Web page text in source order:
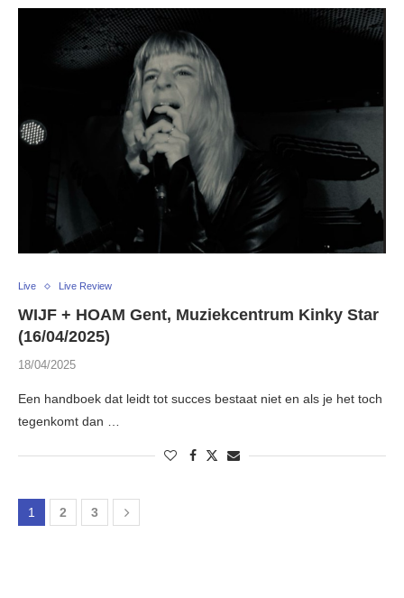
Live Live Review
WIJF + HOAM Gent, Muziekcentrum Kinky Star
(16/04/2025)
18/04/2025
Een handboek dat leidt tot succes bestaat niet en als je het toch
tegenkomt dan …
1 2 3